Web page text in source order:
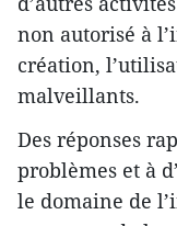
non autorisé à
création,
malveillants.
Des réponses
problèmes et à
le domaine de